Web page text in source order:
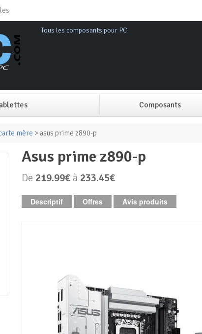
Tous les composants pour PC
Composants
Boitier PC
Carte graphique
Carte mère
Disque SSD
mère > asus prime z890-p
asus prime z890-p
De 219.99€ à 233.45€
Descriptif Offres Avis produits